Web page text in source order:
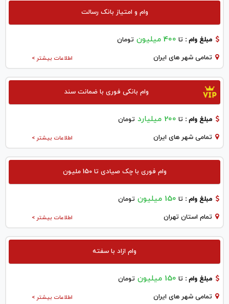
وام و امتیاز بانک رسالت
مبلغ وام : تا 400 میلیون تومان
اطلاعات بیشتر > تمامی شهر های ایران
وام بانکی فوری با ضمانت سند
مبلغ وام : تا 200 میلیارد تومان
اطلاعات بیشتر > تمامی شهر های ایران
وام فوری با چک صیادی تا 150 ملیون
مبلغ وام : تا 150 میلیون تومان
اطلاعات بیشتر > تمام استان تهران
وام ازاد با سفته
مبلغ وام : تا 150 میلیون تومان
اطلاعات بیشتر > تمامی شهر های ایران